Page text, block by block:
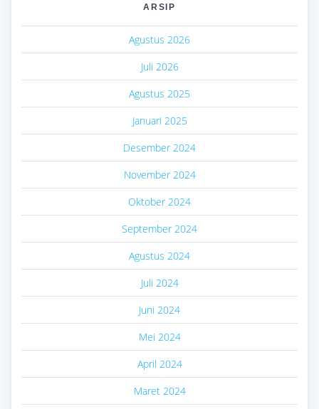
ARSIP
Agustus 2026
Juli 2026
Agustus 2025
Januari 2025
Desember 2024
November 2024
Oktober 2024
September 2024
Agustus 2024
Juli 2024
Juni 2024
Mei 2024
April 2024
Maret 2024